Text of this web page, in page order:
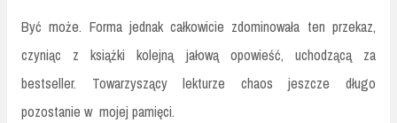
Być może. Forma jednak całkowicie zdominowała ten przekaz,
czyniąc z książki kolejną jałową opowieść, uchodzącą za
bestseller. Towarzyszący lekturze chaos jeszcze długo
pozostanie w mojej pamięci.